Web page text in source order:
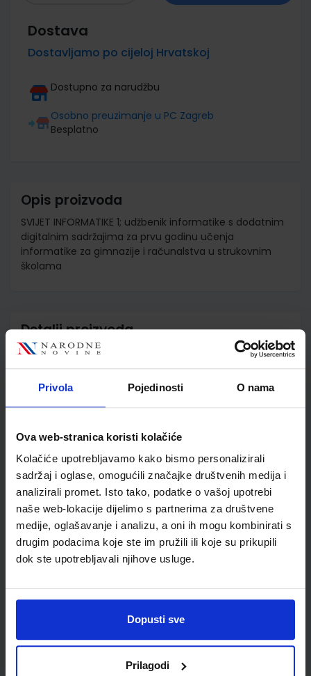
Privola Pojedinosti O nama
Ova web-stranica koristi kolačiće
Kolačiće upotrebljavamo kako bismo personalizirali
sadržaj i oglase, omogućili značajke društvenih medija i
analizirali promet. Isto tako, podatke o vašoj upotrebi
naše web-lokacije dijelimo s partnerima za društvene
medije, oglašavanje i analizu, a oni ih mogu kombinirati s
drugim podacima koje ste im pružili ili koje su prikupili
dok ste upotrebljavali njihove usluge.
Dopusti sve
Prilagodi
Dostava
Dostavljamo po cijeloj Hrvatskoj
Dostupno za narudžbu
Osobno preuzimanje u PC Zagreb
Besplatno
Opis proizvoda
SVIJET INFORMATIKE 1; udžbenik informatike s dodatnim
digitalnim sadržajima za prvu godinu učenja
informatike za gimnazije i računalstva u strukovnim
školama
Detalji proizvoda
Šifra proizvoda
Jedinična mjera
kom
Nakladnik
ŠKOLSKA KNJIGA d.d.
Autor
Školski razred
10 1.RAZRED SŠ
Vrsta školske knjige
UDŽBENIK
Vrsta škole
4 GIMNAZIJA+STRUKOVN
Nastavni predmet
INFORMATIKA
Reg br min
6206